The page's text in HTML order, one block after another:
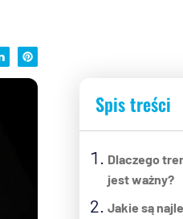
Spis treści
Dlaczego
jest ważny?
Jakie są